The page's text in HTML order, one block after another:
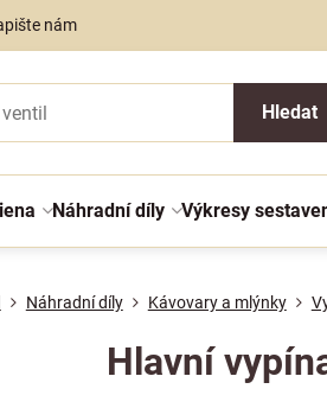
nám
Hledat
Náhradní díly Výkresy
Náhradní díly Kávovary a mlýnky
Hlavní